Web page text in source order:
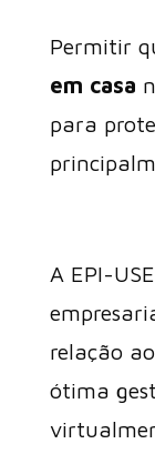
Permitir
em casa
para
A EPI-
relação
ótima